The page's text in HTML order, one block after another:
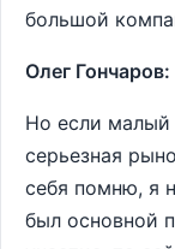
большой
Олег Гончаров:
Но если малый
серьезная
себя помню, я
был основной